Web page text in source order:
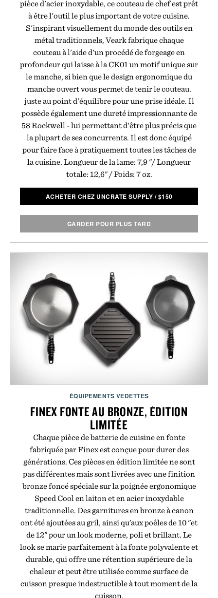
pièce d'acier inoxydable, ce couteau de chef est prêt
à être l'outil le plus important de votre cuisine.
S'inspirant visuellement du monde des outils en
métal traditionnels, Veark fabrique chaque
couteau à l'aide d'un procédé de forgeage en
profondeur qui laisse à la CK01 un motif unique sur
le manche, si bien que le design ergonomique du
manche ouvert vous permet de tenir le couteau.
juste au point d'équilibre pour une prise idéale. Il
possède également une dureté impressionnante de
58 Rockwell - lui permettant d'être plus précis que
la plupart de ses concurrents. Il est donc équipé
pour faire face à pratiquement toutes les tâches de
la cuisine. Longueur de la lame: 7,9 "/ Longueur
totale: 12,6" / Poids: 7 oz.
ACHETER CHEZ UNCRATE SUPPLY /$150
GARDER POUR PLUS TARD
ÉQUIPEMENTS VEDETTES
FINEX FONTE AU BRONZE, ÉDITION
LIMITÉE
Chaque pièce de batterie de cuisine en fonte
fabriquée par Finex est conçue pour durer des
générations. Ces pièces en édition limitée ne sont
pas différentes mais sont livrées avec une finition
bronze foncé spéciale sur la poignée ergonomique
Speed Cool en laiton et en acier inoxydable
traditionnelle. Des garnitures en bronze à canon
ont été ajoutées au gril, ainsi qu’aux poêles de 10 "et
de 12" pour un look moderne, poli et brillant. Le
look se marie parfaitement à la fonte polyvalente et
durable, qui offre une rétention supérieure de la
chaleur et peut être utilisée comme surface de
cuisson presque indestructible à tout moment de la
cuisson.